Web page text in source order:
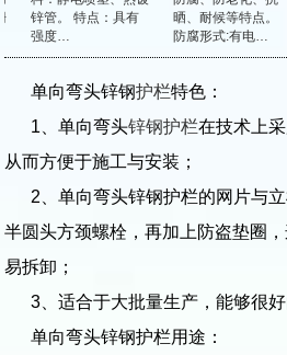
锌管。 特点：具有
强度…
晒、耐候等特点。
防腐形式:有电…
单向弯头锌钢护栏特色：
1、单向弯头锌钢护栏在技术上
从而方便于施工与安装；
2、单向弯头锌钢护栏的网片与立
半圆头方颈螺栓，再加上防盗垫圈
易拆卸；
3、适合于大批量生产，能够很好
单向弯头锌钢护栏用途：